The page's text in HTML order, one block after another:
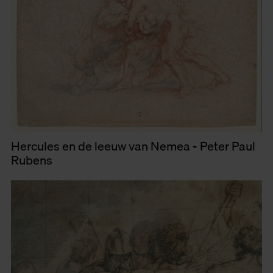
Hercules en de leeuw van Nemea - Peter Paul
Rubens